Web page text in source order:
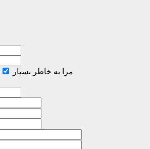
مرا به خاطر بسپار